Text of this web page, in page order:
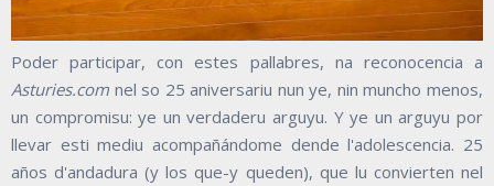
Poder participar, con estes pallabres, na reconocencia a
Asturies.com nel so 25 aniversariu nun ye, nin muncho menos,
un compromisu: ye un verdaderu arguyu. Y ye un arguyu por
llevar esti mediu acompañándome dende l'adolescencia. 25
años d'andadura (y los que-y queden), que lu convierten nel